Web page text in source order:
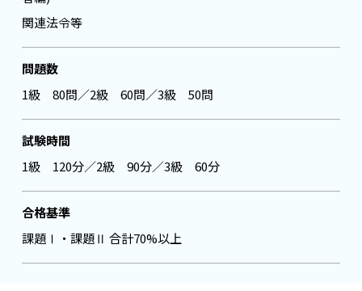
関連法令等
問題数
1級 80問／2級 60問／3級 50問
試験時間
1級 120分／2級 90分／3級 60分
合格基準
課題Ⅰ・課題Ⅱ 合計70%以上